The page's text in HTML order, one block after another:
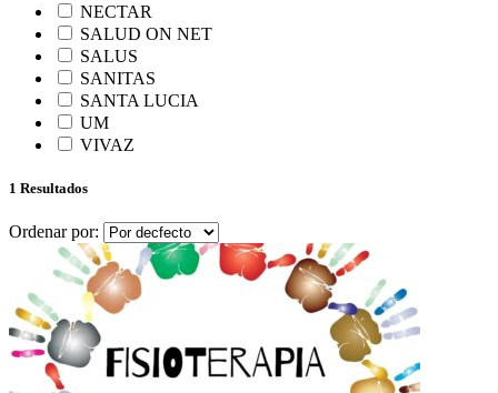
NECTAR
SALUD ON NET
SALUS
SANITAS
SANTA LUCIA
UM
VIVAZ
1 Resultados
Ordenar por: